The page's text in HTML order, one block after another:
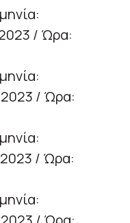
/ Ώρα:
/ Ώρα:
/ Ώρα: